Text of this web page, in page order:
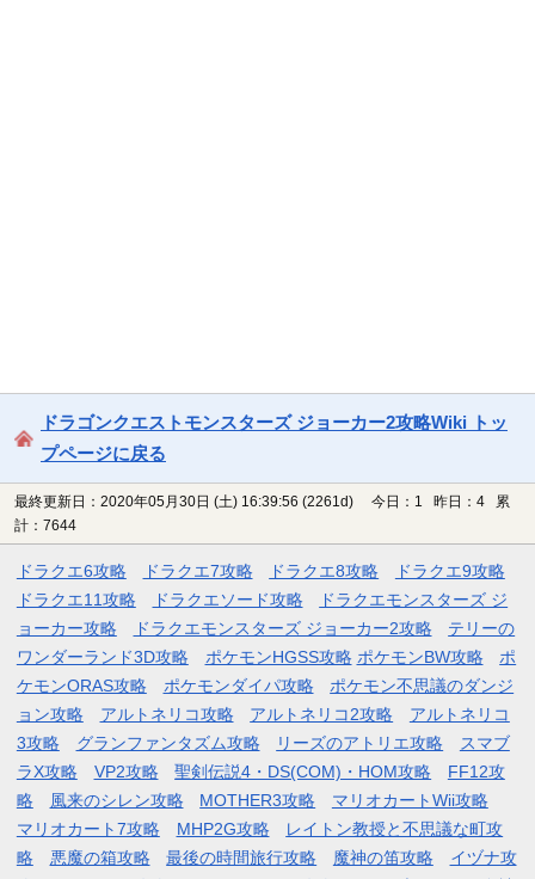
ドラゴンクエストモンスターズ ジョーカー2攻略Wiki トッ
プページに戻る
最終更新日：2020年05月30日 (土) 16:39:56 (2261d)
今日：1 昨日：4 累
計：7644
ドラクエ6攻略 ドラクエ7攻略 ドラクエ8攻略
ドラクエ9攻略
ドラクエ11攻略
ドラクエソード攻略
ドラクエモンスターズ ジ
ョーカー攻略
ドラクエモンスターズ ジョーカー2攻略
テリーの
ワンダーランド3D攻略
ポケモンHGSS攻略 ポケモンBW攻略
ポ
ケモンORAS攻略
ポケモンダイパ攻略
ポケモン不思議のダンジ
ョン攻略
アルトネリコ攻略 アルトネリコ2攻略
アルトネリコ
3攻略
グランファンタズム攻略 リーズのアトリエ攻略
スマブ
ラX攻略
VP2攻略 聖剣伝説4・DS(COM)・HOM攻略
FF12攻
略
風来のシレン攻略 MOTHER3攻略
マリオカートWii攻略
マリオカート7攻略
MHP2G攻略
レイトン教授と不思議な町攻
略
悪魔の箱攻略 最後の時間旅行攻略 魔神の笛攻略
イヅナ攻